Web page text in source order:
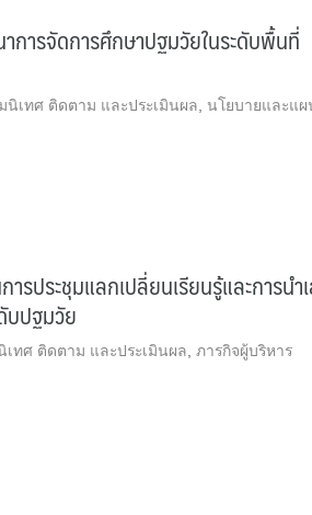
การจัดการศึกษาปฐมวัยในระดับพื้นที่
นิเทศ ติดตาม และประเมินผล
นโยบายและแผ
รประชุมแลกเปลี่ยนเรียนรู้และการนำ
บปฐมวัย
ทศ ติดตาม และประเมินผล, ภารกิจผู้บริหาร